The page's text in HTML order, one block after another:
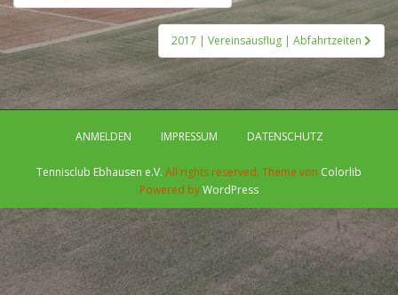
2017 | Vereinsausflug | Abfahrtzeiten
ANMELDEN IMPRESSUM DATENSCHUTZ
Tennisclub Ebhausen e.V. All rights reserved. Theme von Colorlib
Powered byWordPress